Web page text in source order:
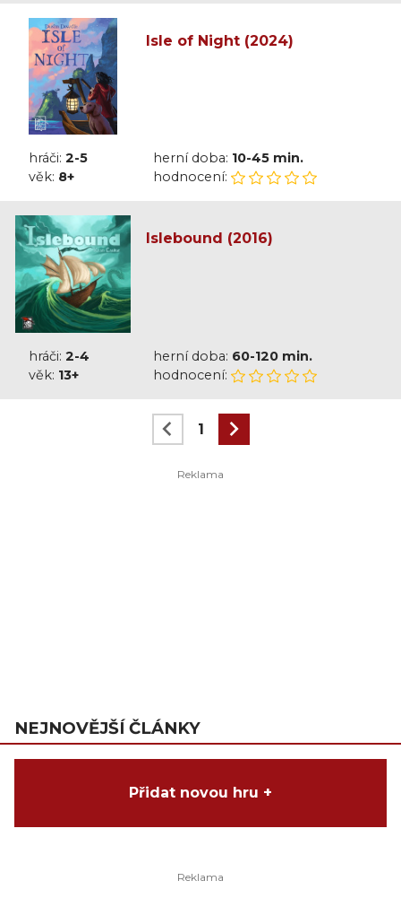
Isle of Night (2024)
hráči: 2-5 herní doba: 10-45 min.
věk: 8+ hodnocení:
Islebound (2016)
hráči: 2-4 herní doba: 60-120 min.
věk: 13+ hodnocení:
1
NEJNOVĚJŠÍ ČLÁNKY
Přidat novou hru +